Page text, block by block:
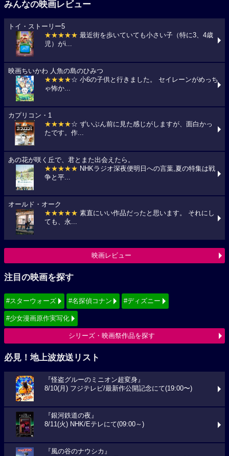
みんなの映画レビュー
トイ・ストーリー5
★★★★★ 最近街を歩いていても小さい子（特に3、4歳
児）がi...
映画ちいかわ 人魚の島のひみつ
★★★★☆ 小6の子供と行きました。 セイレーンがめっち
ゃ怖か...
カプリコン・1
★★★★☆ ずいぶん前に見た感じがしますが、面白かっ
たです。作...
あの花が咲く丘で、君とまた出会えたら。
★★★★★ NHKラジオ深夜便明日への言葉,夏の特集は戦
争と平...
オールド・オーク
★★★★★ 素直にいい作品だったと思います。 それにし
ても、永...
映画レビュー
注目の映画を探す
#スターウォーズ #名探偵コナン #ディズニー
#少女漫画原作実写化
シリーズ・映画祭作品を探す
必見！地上波放送リスト
『怪盗グルーのミニオン超変身』
8/10(月) フジテレビ/最新作公開記念にて(19:00〜)
『銀河鉄道の夜』
8/11(火) NHK/Eテレにて(09:00～)
『風の谷のナウシカ』